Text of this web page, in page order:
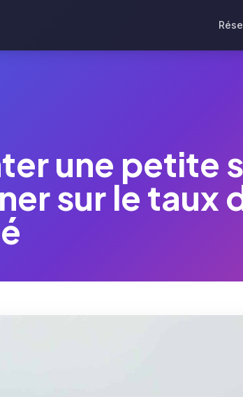
une petite
sur le taux